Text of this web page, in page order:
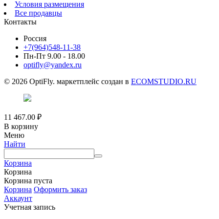
Условия размещения
Все продавцы
Контакты
Россия
+7(964)548-11-38
Пн-Пт 9.00 - 18.00
optifly@yandex.ru
© 2026 OptiFly. маркетплейс создан в ECOMSTUDIO.RU
11 467.00 ₽
В корзину
Меню
Найти
Корзина
Корзина
Корзина пуста
Корзина Оформить заказ
Аккаунт
Учетная запись